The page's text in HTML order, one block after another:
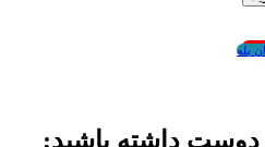
بله
داشته باشید;